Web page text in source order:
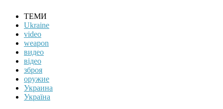
ТЕМИ
Ukraine
video
weapon
видео
відео
зброя
оружие
Украина
Україна